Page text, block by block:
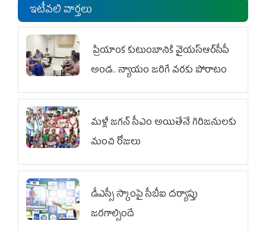
ఇటీవలి వార్తలు
ప్రియాంక కుటుంబానికి వైయ‌స్ఆర్‌సీపీ
అండ.. న్యాయం జరిగే వరకు పోరాటం
మళ్లీ జగన్ సీఎం అయితేనే గిరిజనులకు
మంచి రోజులు
డీఎస్సీ స్కాంపై సీబీఐ దర్యాప్తు
జరగాల్సిందే